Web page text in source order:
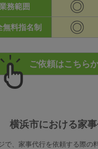
務範囲 ◎
無料指名制 ◎
横浜市における家
で、家事代行を依頼する際の